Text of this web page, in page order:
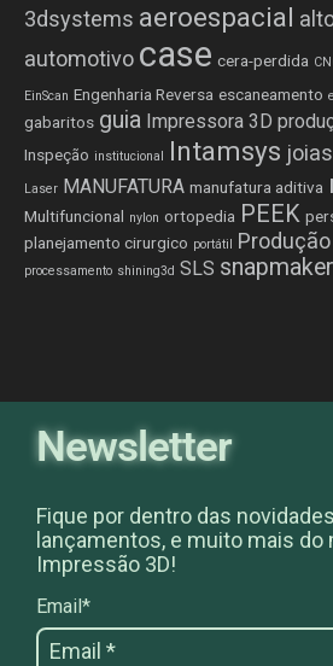
3dsystems aeroespacial
automotivo case cera-perdida
EinScan Engenharia Reversa escaneamento
gabaritos guia Impressora 3D
Inspeção institucional Intamsys joias
Laser MANUFATURA manufatura aditiva
Multifuncional nylon ortopedia PEEK
planejamento cirurgico portátil Produção
processamento shining3d SLS snapmaker
Newsletter
Fique por dentro das
lançamentos, e muito mais do
Impressão 3D!
Email*